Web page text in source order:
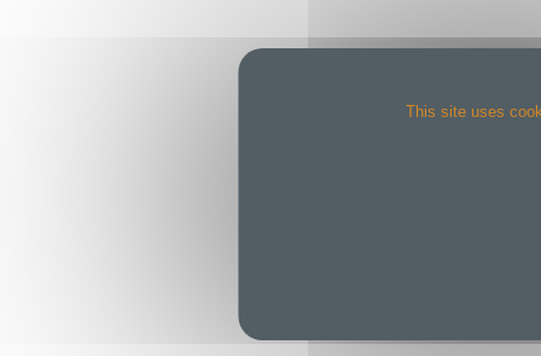
This site uses